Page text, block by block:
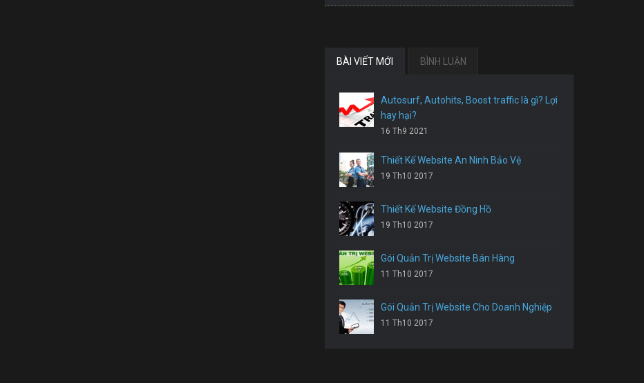
BÀI VIẾT MỚI BÌNH LUẬN
Autosurf, Autohits, Boost traffic là gì? Lợi
hay hại?
16 Th9 2021
Thiết Kế Website An Ninh Bảo Vệ
19 Th10 2017
Thiết Kế Website Đồng Hồ
19 Th10 2017
Gói Quản Trị Website Bán Hàng
11 Th10 2017
Gói Quản Trị Website Cho Doanh Nghiệp
11 Th10 2017